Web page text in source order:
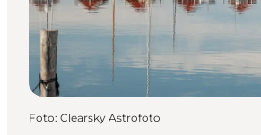
Foto: Clearsky Astrofoto